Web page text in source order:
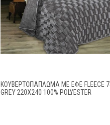
ΚΟΥΒΕΡΤΟΠΆΠΛΩΜΑ ΜΕ ΕΦΈ FLEECE
GREY 220Χ240 100% POLYESTER